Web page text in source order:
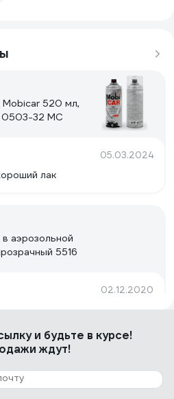
520 мл,
0503-32 MC
05.03.2024
лак
аэрозольной
5516
02.12.2020
нормальный лак, ложится
локального ремонта.
арки кузова.
и будьте в курсе!
ждут!